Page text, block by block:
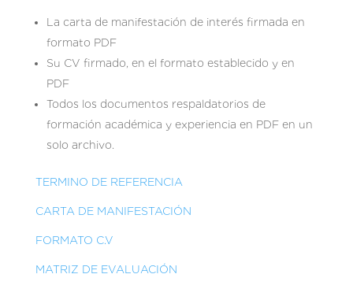
La carta de manifestación de interés firmada en
formato PDF
Su CV firmado, en el formato establecido y en
PDF
Todos los documentos respaldatorios de
formación académica y experiencia en PDF en un
solo archivo.
TERMINO DE REFERENCIA
CARTA DE MANIFESTACIÓN
FORMATO C.V
MATRIZ DE EVALUACIÓN